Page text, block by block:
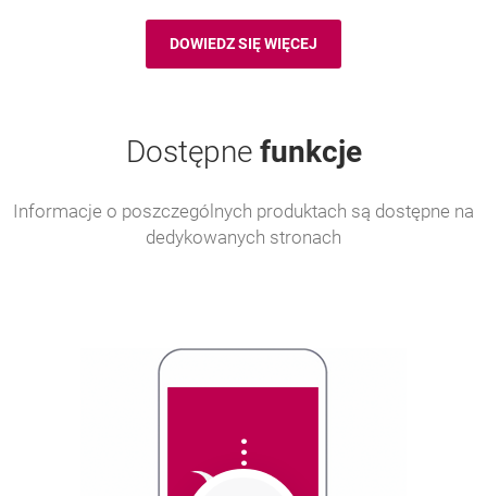
DOWIEDZ SIĘ WIĘCEJAKTUALIZACJA DANYCH
Dostępne funkcje
Informacje o poszczególnych produktach są dostępne na
dedykowanych stronach